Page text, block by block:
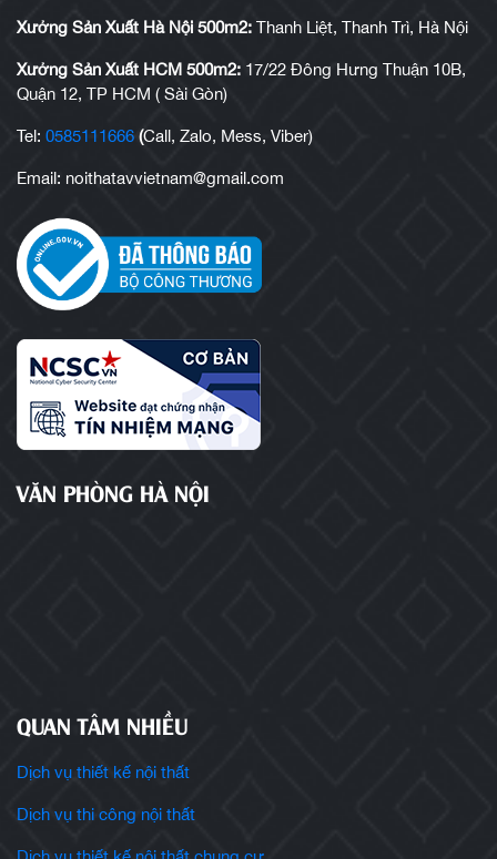
Xưởng Sản Xuất Hà Nội 500m2: Thanh Liệt, Thanh Trì, Hà Nội
Xưởng Sản Xuất HCM 500m2: 17/22 Đông Hưng Thuận 10B,
Quận 12, TP HCM ( Sài Gòn)
Tel: 0585111666 (Call, Zalo, Mess, Viber)
Email: noithatavvietnam@gmail.com
VĂN PHÒNG HÀ NỘI
QUAN TÂM NHIỀU
Dịch vụ thiết kế nội thất
Dịch vụ thi công nội thất